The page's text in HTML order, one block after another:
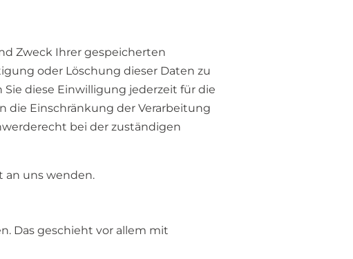
Zweck Ihrer gespeicherten
oder Löschung dieser Daten zu
diese Einwilligung jederzeit für die
die Einschränkung der Verarbeitung
bei der zuständigen
an uns wenden.
Das geschieht vor allem mit